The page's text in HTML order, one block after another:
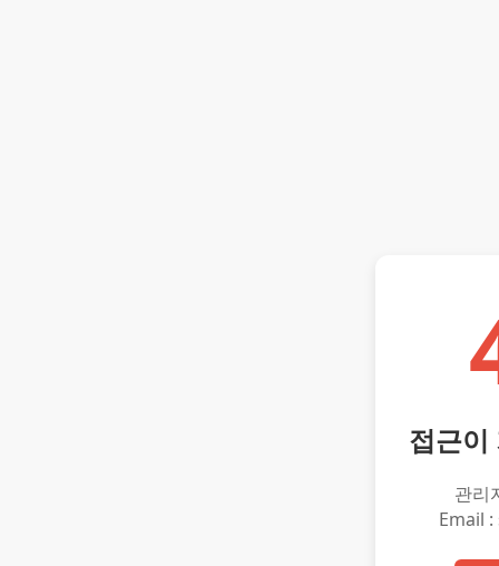
접근이
관리
Email